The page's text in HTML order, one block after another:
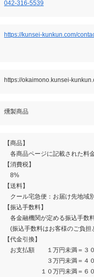
042-316-5539
https://kunsei-kunkun.com/
https://okaimono.kunsei-
燻製商品
【商品】
各商品ページに記載された料
【消費税】
8%
【送料】
クール宅急便：お届け先地域
【振込手数料】
各金融機関が定める振込手数
(振込手数料はお客様のご負担
【代金引換】
お支払額 １万円未満＝３０
３万円未満＝４００
１０万円未満＝６００